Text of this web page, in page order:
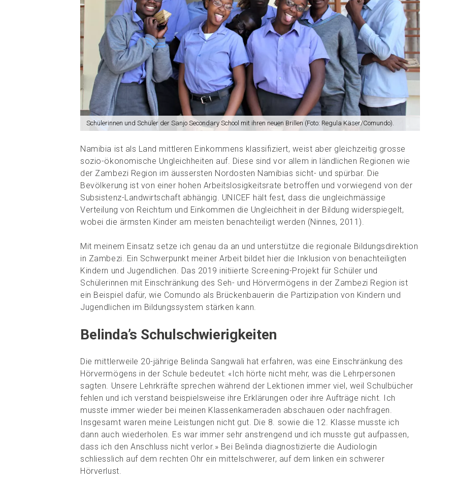
Schülerinnen und Schüler der Sanjo Secondary School mit ihren neuen Brillen (Foto: Regula Käser/Comundo).
Namibia ist als Land mittleren Einkommens klassifiziert, weist aber gleichzeitig grosse
sozio-ökonomische Ungleichheiten auf. Diese sind vor allem in ländlichen Regionen wie
der Zambezi Region im äussersten Nordosten Namibias sicht- und spürbar. Die
Bevölkerung ist von einer hohen Arbeitslosigkeitsrate betroffen und vorwiegend von der
Subsistenz-Landwirtschaft abhängig. UNICEF hält fest, dass die ungleichmässige
Verteilung von Reichtum und Einkommen die Ungleichheit in der Bildung widerspiegelt,
wobei die ärmsten Kinder am meisten benachteiligt werden (Ninnes, 2011).
Mit meinem Einsatz setze ich genau da an und unterstütze die regionale Bildungsdirektion
in Zambezi. Ein Schwerpunkt meiner Arbeit bildet hier die Inklusion von benachteiligten
Kindern und Jugendlichen. Das 2019 initiierte Screening-Projekt für Schüler und
Schülerinnen mit Einschränkung des Seh- und Hörvermögens in der Zambezi Region ist
ein Beispiel dafür, wie Comundo als Brückenbauerin die Partizipation von Kindern und
Jugendlichen im Bildungssystem stärken kann.
Belinda’s Schulschwierigkeiten
Die mittlerweile 20-jährige Belinda Sangwali hat erfahren, was eine Einschränkung des
Hörvermögens in der Schule bedeutet: «Ich hörte nicht mehr, was die Lehrpersonen
sagten. Unsere Lehrkräfte sprechen während der Lektionen immer viel, weil Schulbücher
fehlen und ich verstand beispielsweise ihre Erklärungen oder ihre Aufträge nicht. Ich
musste immer wieder bei meinen Klassenkameraden abschauen oder nachfragen.
Insgesamt waren meine Leistungen nicht gut. Die 8. sowie die 12. Klasse musste ich
dann auch wiederholen. Es war immer sehr anstrengend und ich musste gut aufpassen,
dass ich den Anschluss nicht verlor.» Bei Belinda diagnostizierte die Audiologin
schliesslich auf dem rechten Ohr ein mittelschwerer, auf dem linken ein schwerer
Hörverlust.